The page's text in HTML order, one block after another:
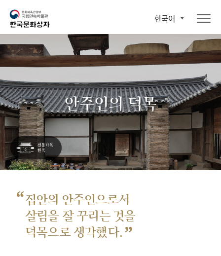
한국어
안주인의 덕목
“집안의 안주인으로서
살림을 잘 꾸리는 것을
덕목으로 생각했다. ”